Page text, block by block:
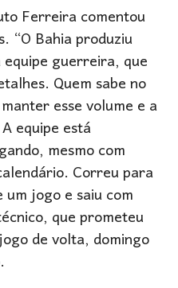
Ferreira comentou
“O Bahia produziu
guerreira, que
Quem sabe no
esse volume e a
equipe está
mesmo com
Correu para
jogo e saiu com
que prometeu
de volta, domingo